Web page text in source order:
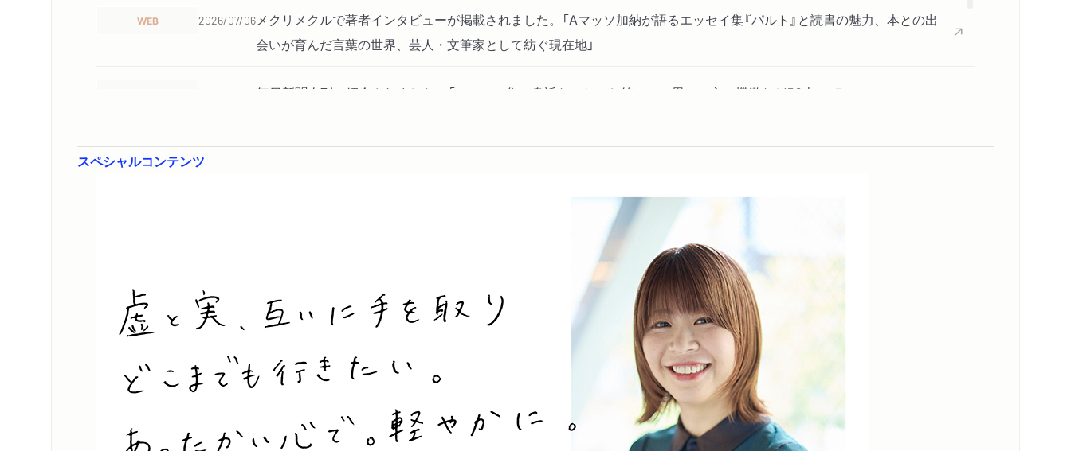
「新しい子たちは覚えないピカ？」
「ロングチュー」
「だって、ドキドキするやろ」
「我ババアなり」
「東京行こ」
「生きているということ」
インガスンガスン（書き下ろし）
「なっか?がわ?に浮かぶ?」
「ジャースティス！」
「アイコ、じゃんけんしよ？」
WEB 2026/07/06メクリメクルで著者インタビューが掲載されました。「Aマッソ加納が語るエッセイ集『パルト』と読書の魅力、本との出
会いが育んだ言葉の世界、芸人・文筆家として紡ぐ現在地」
毎日新聞夕刊で紹介されました。「エッセー集 身近なこと、お笑いへの思い、心の機微など53本」
スペシャルコンテンツ